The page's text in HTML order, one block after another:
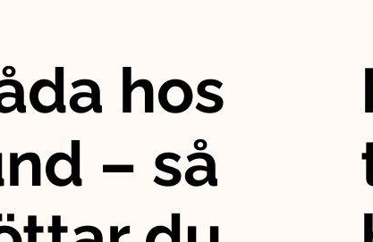
hos
– så